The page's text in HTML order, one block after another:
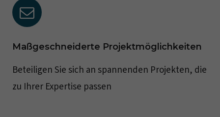
Maßgeschneiderte Projektmöglichkeiten
Beteiligen Sie sich an spannenden Projekten, die
zu Ihrer Expertise passen